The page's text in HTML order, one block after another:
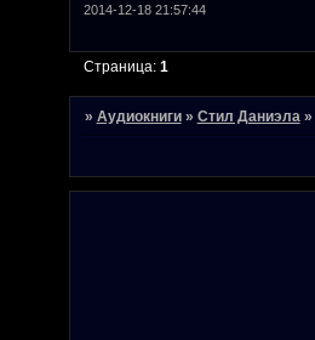
2014-12-18 21:57:44
Страница: 1
» Аудиокниги » Стил Даниэла »